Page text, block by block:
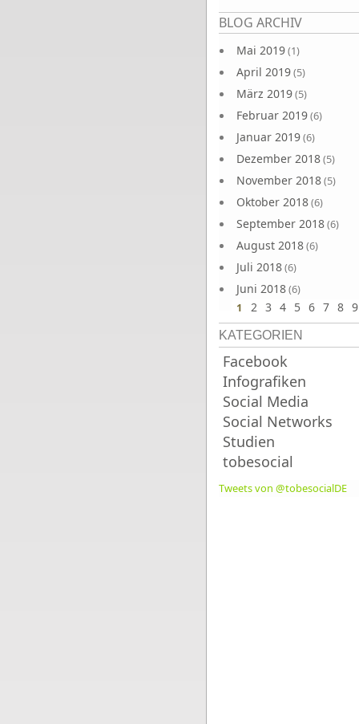
BLOG ARCHIV
Mai 2019(1)
April 2019(5)
März 2019(5)
Februar 2019(6)
Januar 2019(6)
Dezember 2018(5)
November 2018(5)
Oktober 2018(6)
September 2018(6)
August 2018(6)
Juli 2018(6)
Juni 2018(6)
Seiten
1 2 3 4 5 6 7 8 9
KATEGORIEN
Facebook
Infografiken
Social Media
Social Networks
Studien
tobesocial
Tweets von @tobesocialDE